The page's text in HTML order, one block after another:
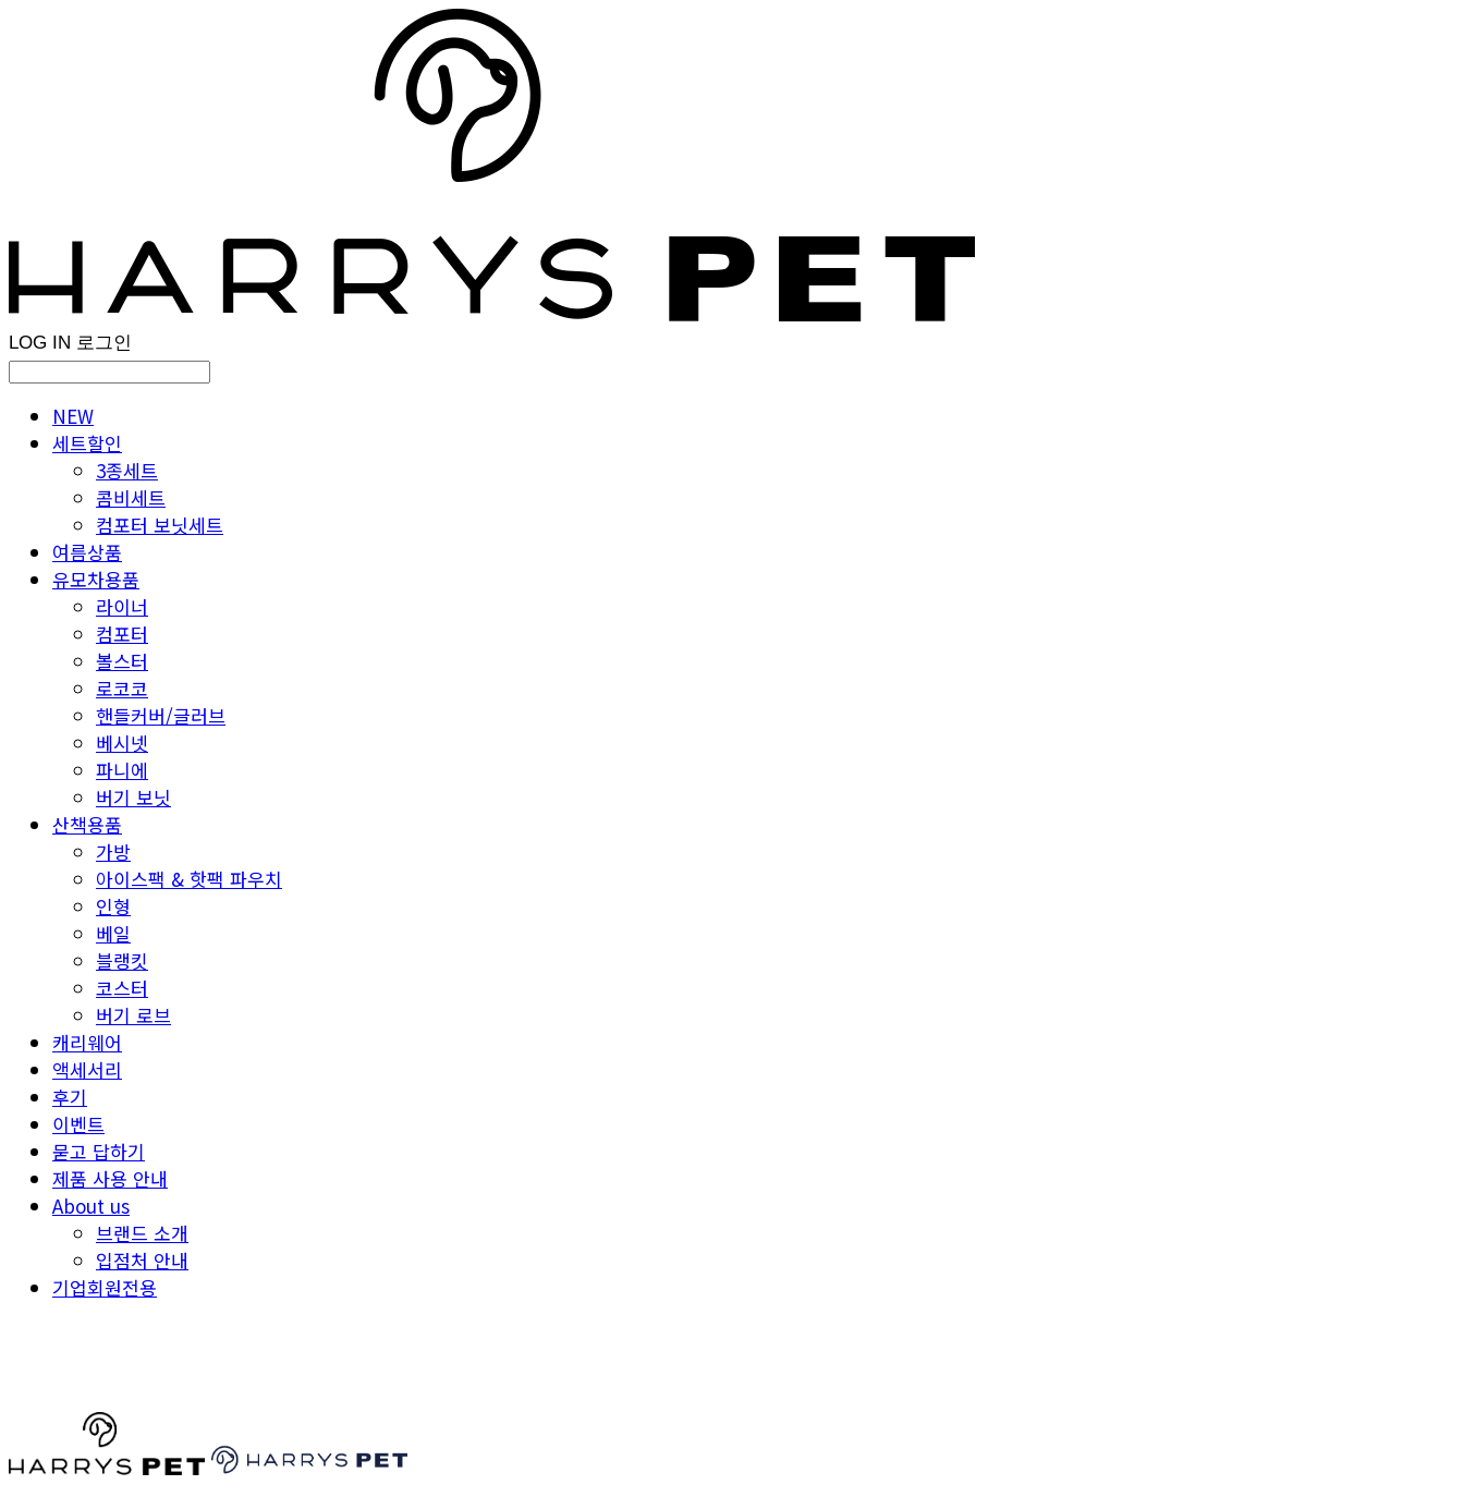
LOG IN 로그인
NEW
세트할인
3종세트
콤비세트
컴포터 보닛세트
여름상품
유모차용품
라이너
컴포터
볼스터
로코코
핸들커버/글러브
베시넷
파니에
버기 보닛
산책용품
가방
아이스팩 & 핫팩 파우치
인형
베일
블랭킷
코스터
버기 로브
캐리웨어
액세서리
후기
이벤트
묻고 답하기
제품 사용 안내
About us
브랜드 소개
입점처 안내
기업회원전용